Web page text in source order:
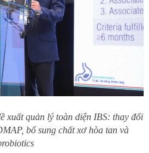
xuất quản lý toàn diện IBS: thay đổi
bổ sung chất xơ hòa tan và